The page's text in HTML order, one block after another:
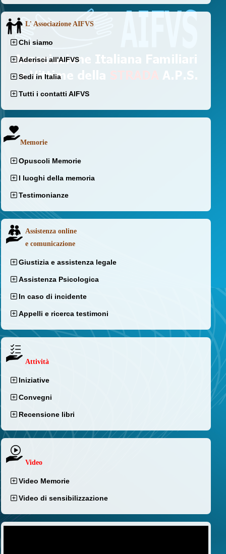
L' Associazione AIFVS
Chi siamo
Aderisci all'AIFVS
Sedi in Italia
Tutti i contatti AIFVS
Memorie
Opuscoli Memorie
I luoghi della memoria
Testimonianze
Assistenza online
e comunicazione
Giustizia e assistenza legale
Assistenza Psicologica
In caso di incidente
Appelli e ricerca testimoni
Attività
Iniziative
Convegni
Recensione libri
Video
Video Memorie
Video di sensibilizzazione